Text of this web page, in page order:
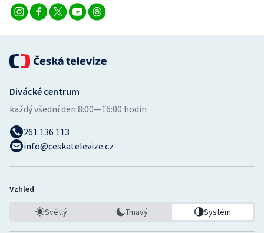
Divácké centrum
každý všední den:8:00—16:00 hodin
261 136 113
info@ceskatelevize.cz
Vzhled
Světlý Tmavý Systém